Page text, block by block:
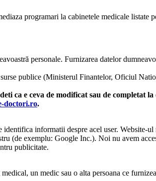
programari la cabinetele medicale listate
personale. Furnizarea datelor
publice (Ministerul Finantelor, Oficiul
ca e ceva de modificat sau de completat la
doctori.ro.
informatii despre acel user. Website-
(de exemplu: Google Inc.). Noi nu avem
publicitate.
un medic sau o alta persoana ce